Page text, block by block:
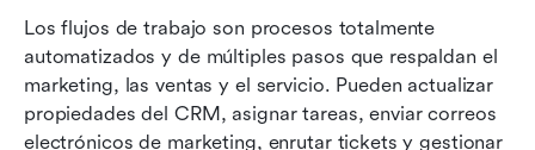
Los flujos de trabajo son procesos totalmente
automatizados y de múltiples pasos que respaldan el
marketing, las ventas y el servicio. Pueden actualizar
propiedades del CRM, asignar tareas, enviar correos
electrónicos de marketing, enrutar tickets y gestionar